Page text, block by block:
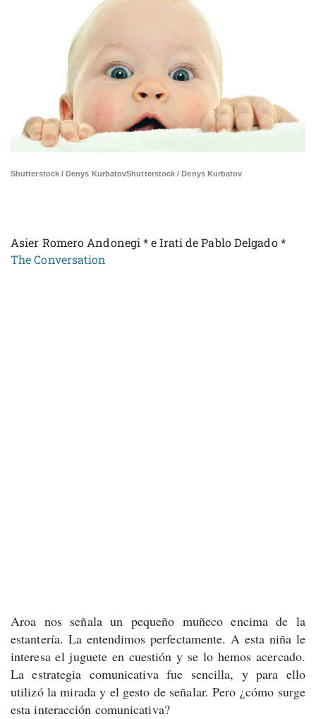
Shutterstock / Denys KurbatovShutterstock / Denys Kurbatov
Asier Romero Andonegi * e Irati de Pablo Delgado *
The Conversation
Aroa nos señala un pequeño muñeco encima de la
estantería. La entendimos perfectamente. A esta niña le
interesa el juguete en cuestión y se lo hemos acercado.
La estrategia comunicativa fue sencilla, y para ello
utilizó la mirada y el gesto de señalar. Pero ¿cómo surge
esta interacción comunicativa?